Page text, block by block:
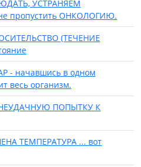
УСТРАНЯЕМ
пропустить ОНКОЛОГИЮ.
(ТЕЧЕНИЕ
- начавшись в одном
весь организм.
ПОПЫТКУ К
ТЕМПЕРАТУРА ... вот